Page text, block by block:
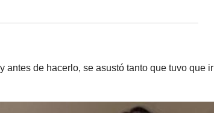
antes de hacerlo, se asustó tanto que tuvo que ir